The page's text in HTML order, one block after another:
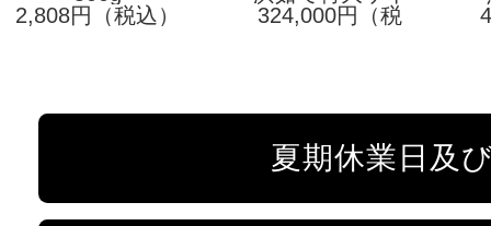
2,808円（税込）
み）」
ズ （1.5kgUP）
324,000円（税
夏期休業日及